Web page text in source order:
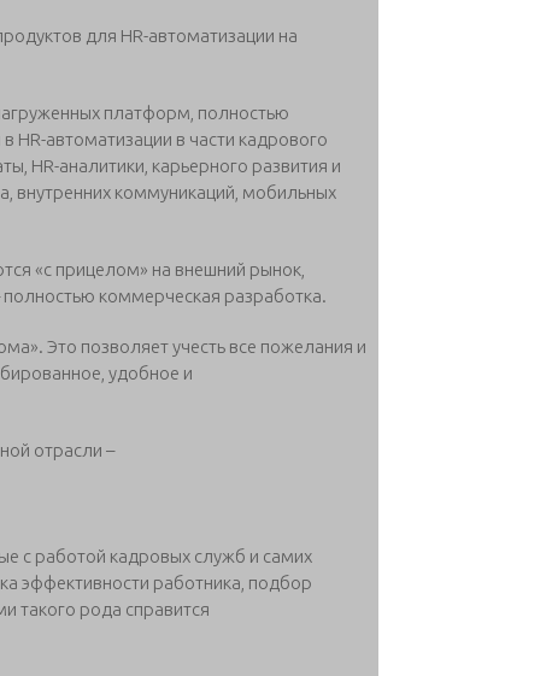
для HR-автоматизации на
платформ, полностью
автоматизации в части кадрового
HR-аналитики, карьерного развития и
внутренних коммуникаций, мобильных
«с прицелом» на внешний рынок,
коммерческая разработка.
Это позволяет учесть все пожелания и
удобное и
отрасли –
с работой кадровых служб и самих
эффективности работника, подбор
такого рода справится